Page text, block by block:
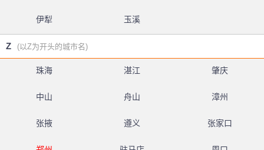
伊犁 玉溪
Z (以Z为开头的城市名)
珠海 湛江 肇庆
中山 舟山 漳州
张掖 遵义 张家口